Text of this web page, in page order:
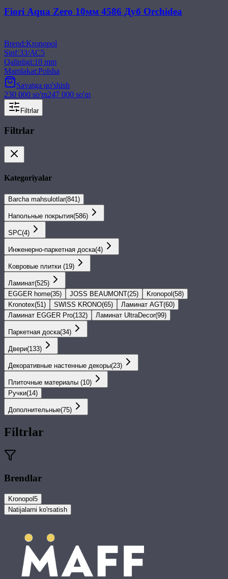
Fiori Aqua Zero 10мм 4586 Дуб Orchidea
Brend:Kronopol
Sinf:33/АС5
Qalinligi:10 mm
Mamlakat:Polsha
Savatga qo'shish
230 000 so'm247 000 so'm
Filtrlar
Filtrlar
Kategoriyalar
Barcha mahsulotlar(841)
Напольные покрытия(586)
SPС(4)
Инженерно-паркетная доска(4)
Ковровые плитки (19)
Ламинат(525)
EGGER home(35) JOSS BEAUMONT(25) Kronopol(58)
Kronotex(51) SWISS KRONO(65) Ламинат AGT(60)
Ламинат EGGER Pro(132) Ламинат UltraDecor(99)
Паркетная доска(34)
Двери(133)
Декоративные настенные декоры(23)
Плиточные материалы (10)
Ручки(14)
Дополнительные(75)
Filtrlar
Brendlar
Kronopol 5
Natijalarni ko'rsatish